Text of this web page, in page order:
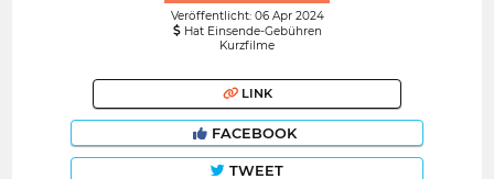
Veröffentlicht: 06 Apr 2024
Hat Einsende-Gebühren
Kurzfilme
LINK
FACEBOOK
TWEET